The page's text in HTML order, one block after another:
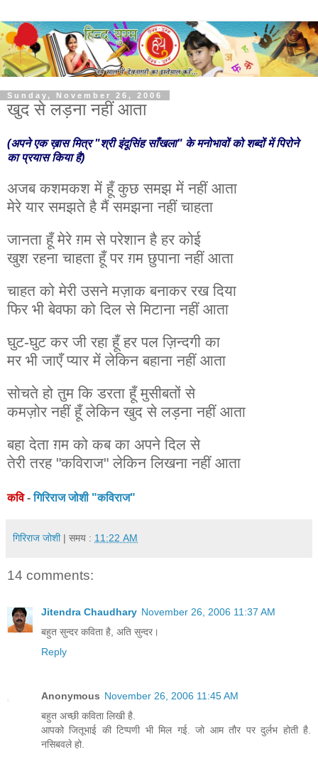
Sunday, November 26, 2006
खुद से लड़ना नहीं आता
(अपने एक ख़ास मित्र "श्री इंदूसिंह साँखला" के मनोभावों को शब्दों में पिरोने
का प्रयास किया है)
अजब कशमकश में हूँ कुछ समझ में नहीं आता
मेरे यार समझते है मैं समझना नहीं चाहता
जानता हूँ मेरे ग़म से परेशान है हर कोई
खुश रहना चाहता हूँ पर ग़म छुपाना नहीं आता
चाहत को मेरी उसने मज़ाक बनाकर रख दिया
फिर भी बेवफा को दिल से मिटाना नहीं आता
घुट-घुट कर जी रहा हूँ हर पल ज़िन्दगी का
मर भी जाएँ प्यार में लेकिन बहाना नहीं आता
सोचते हो तुम कि डरता हूँ मुसीबतों से
कमज़ोर नहीं हूँ लेकिन खुद से लड़ना नहीं आता
बहा देता ग़म को कब का अपने दिल से
तेरी तरह "कविराज" लेकिन लिखना नहीं आता
कवि-गिरिराज जोशी "कविराज"
गिरिराज जोशी | समय : 11:22 AM
14 comments:
Jitendra Chaudhary November 26, 2006 11:37 AM
बहुत सुन्दर कविता है, अति सुन्दर।
Reply
Anonymous November 26, 2006 11:45 AM
बहुत अच्छी कविता लिखी है.
आपको जितूभाई की टिप्पणी भी मिल गई. जो आम तौर पर दुर्लभ होती है.
नसिबवले हो.